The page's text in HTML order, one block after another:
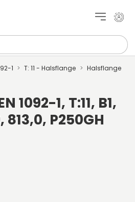
Mit
1 T: 11 - Halsflange Halsflange
1092-1, T:11, B1,
813,0, P250GH